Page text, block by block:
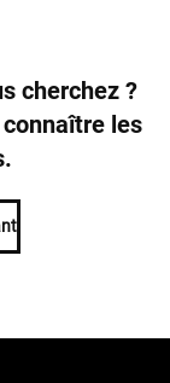
cherchez ?
les